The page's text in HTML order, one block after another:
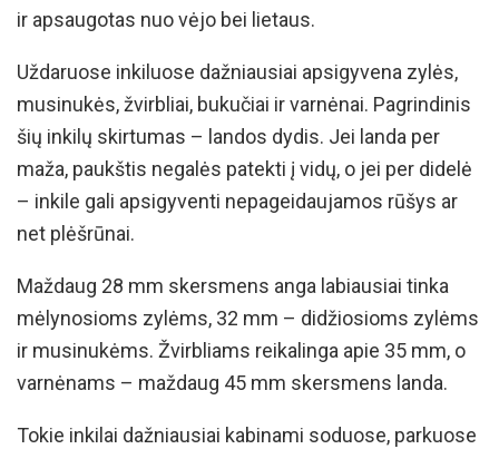
ir apsaugotas nuo vėjo bei lietaus.
Uždaruose inkiluose dažniausiai apsigyvena zylės,
musinukės, žvirbliai, bukučiai ir varnėnai. Pagrindinis
šių inkilų skirtumas – landos dydis. Jei landa per
maža, paukštis negalės patekti į vidų, o jei per didelė
– inkile gali apsigyventi nepageidaujamos rūšys ar
net plėšrūnai.
Maždaug 28 mm skersmens anga labiausiai tinka
mėlynosioms zylėms, 32 mm – didžiosioms zylėms
ir musinukėms. Žvirbliams reikalinga apie 35 mm, o
varnėnams – maždaug 45 mm skersmens landa.
Tokie inkilai dažniausiai kabinami soduose, parkuose